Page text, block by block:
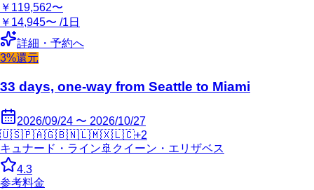
￥119,562〜
￥14,945〜 /1日
詳細・予約へ
3%還元
33 days, one-way from Seattle to Miami
2026/09/24 〜 2026/10/27
🇺🇸🇵🇦🇬🇧🇳🇱🇲🇽🇱🇨+2
キュナード・ライン 🚢 クイーン・エリザベス
4.3
参考料金